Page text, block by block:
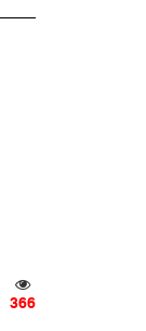
366